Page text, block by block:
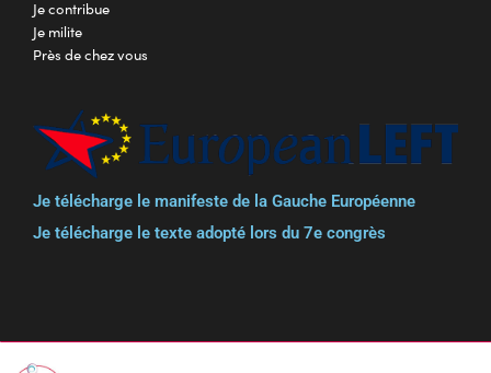
Je contribue
Je milite
Près de chez vous
Je télécharge le manifeste de la Gauche Européenne
Je télécharge le texte adopté lors du 7e congrès